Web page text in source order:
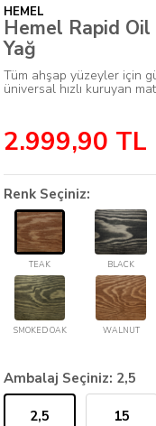
HEMEL
Hemel Rapid Oil
Yağ
Tüm ahşap yüzeyler için
üniversal hızlı kuruyan
2.999,90 TL
Renk Seçiniz:
TEAK BLACK
SMOKED OAK WALNUT
Ambalaj Seçiniz: 2,5
2,5 15